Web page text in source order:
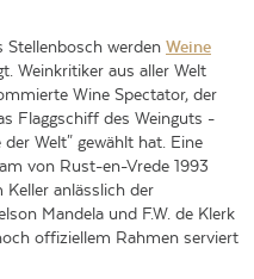
Stellenbosch werden Weine
Weinkritiker aus aller Welt
Wine Spectator, der
Flaggschiff des Weinguts -
Welt" gewählt hat. Eine
von Rust-en-Vrede 1993
Keller anlässlich der
Mandela und F.W. de Klerk
offiziellem Rahmen serviert